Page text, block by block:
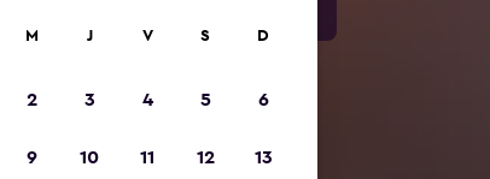
M J V S D
2 3 4 5 6
9 10 11 12 13